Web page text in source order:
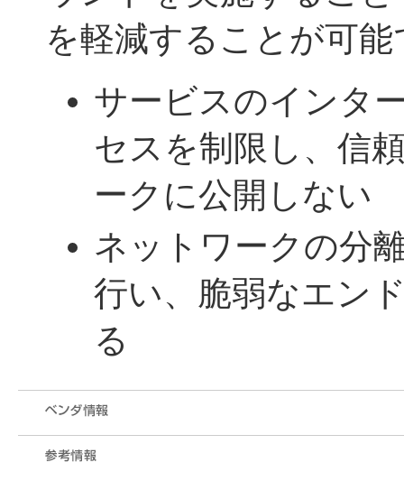
を軽減することが可能
サービスのインタ
セスを制限し、信
ークに公開しない
ネットワークの分
行い、脆弱なエン
る